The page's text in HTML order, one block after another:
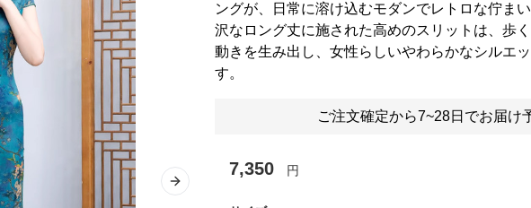
Next slide
ングが、日常に溶け込むモダンでレトロな佇ま
沢なロング丈に施された高めのスリットは、歩
動きを生み出し、女性らしいやわらかなシルエ
す。
ご注文確定から7~28日でお届け
7,350 円